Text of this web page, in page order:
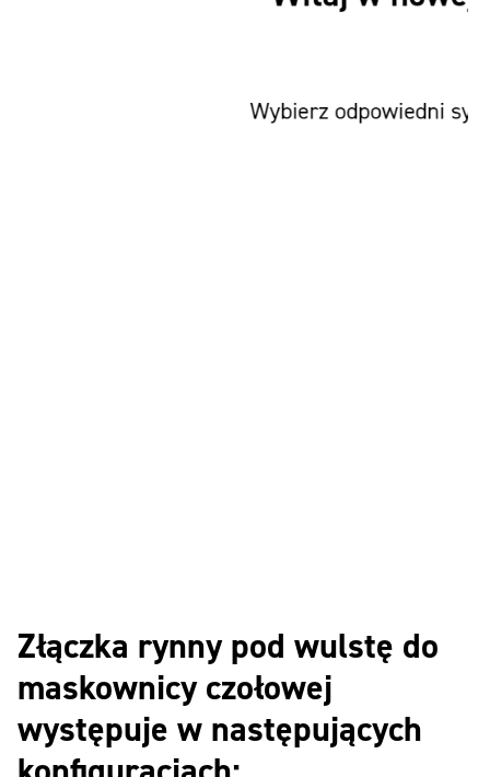
Złączka rynny pod wulstę do
maskownicy czołowej
występuje w następujących